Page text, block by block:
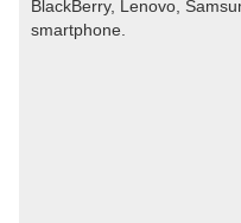
BlackBerry, Lenovo,
smartphone.